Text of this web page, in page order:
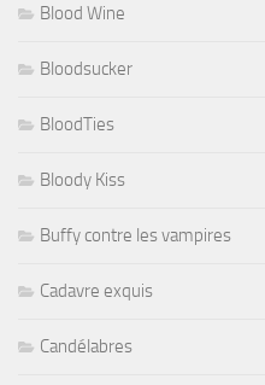
Blood Wine
Bloodsucker
BloodTies
Bloody Kiss
Buffy contre les vampires
Cadavre exquis
Candélabres